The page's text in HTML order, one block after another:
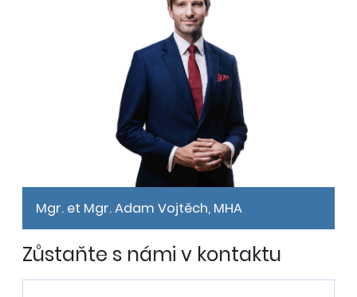
Mgr. et Mgr. Adam Vojtěch, MHA
Zůstaňte s námi v kontaktu